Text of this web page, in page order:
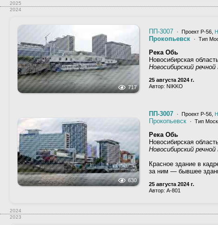
2025
2024
717
ПП-3007 · Проект Р-56,
Прокопьевск · Тип
Река Обь
Новосибирская
Новосибирский речной
25 августа 2024 г.
Автор: NIKKO
630
ПП-3007 · Проект Р-56,
Прокопьевск · Тип
Река Обь
Новосибирская
Новосибирский речной
Красное здание в
за ним — бывшее
25 августа 2024 г.
Автор: A-801
2024
2023